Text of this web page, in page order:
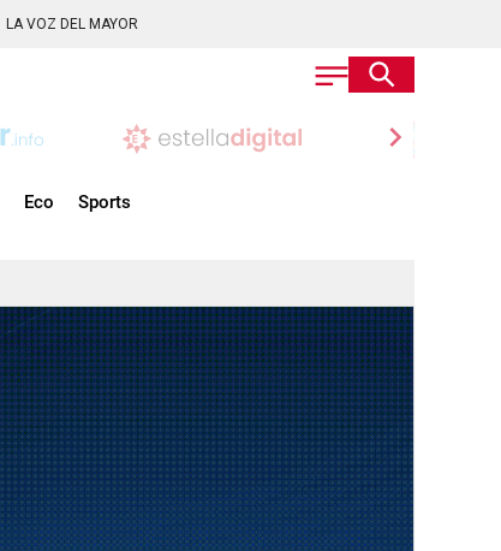
LA VOZ DEL MAYOR
chevron_right
Eco Sports